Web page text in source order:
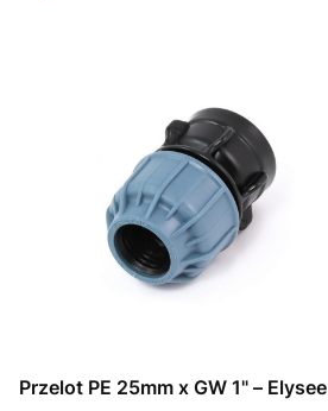
Przelot PE 25mm x GW 1" – Elysee